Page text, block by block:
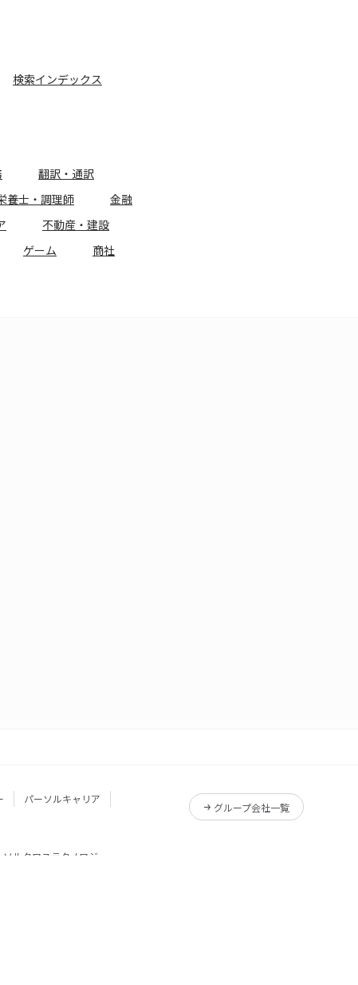
検索インデックス
翻訳・通訳
養士・調理師
金融
不動産・建設
ゲーム
商社
パーソルキャリア
グループ会社一覧
ソルクロステクノロジー